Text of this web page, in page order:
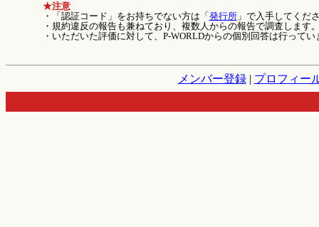
★注意
・「認証コード」をお持ちでない方は「 発行所」で入手してくだ
・規約違反の報告も兼ねており、複数人からの報告で調査します
・いただいた評価に対して、P-WORLDからの個別回答は行ってい
メンバー登録| プロフィー